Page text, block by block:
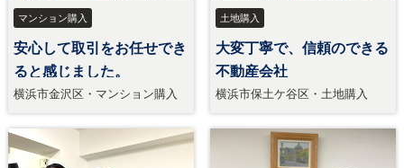
マンション購入
安心して取引をお任せでき
ると感じました。
横浜市金沢区・マンション購入
土地購入
大変丁寧で、信頼のできる
不動産会社
横浜市保土ケ谷区・土地購入